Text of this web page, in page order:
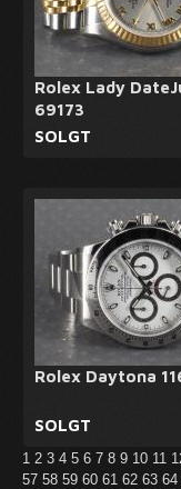
Rolex Lady
69173
SOLGT
Rolex Daytona
SOLGT
1 2 3 4 5 6 7 8 9 10 11
57 58 59 60 61 62 63 64